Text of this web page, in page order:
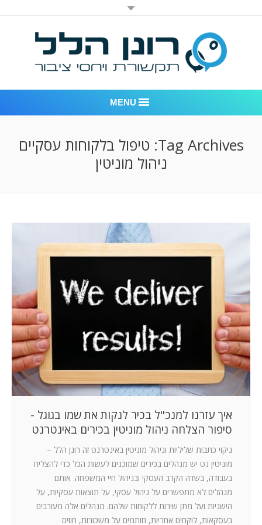
MENU
אודות החברה
חדר חדשות
ניהול מוניטין
Tag Archives: טיפול בלקוחות עסקיים
ניהול מוניטין
איך עזרנו למנכ"ל בכיר לנקות את שמו בגוגל -
סיפור הצלחה ניהול מוניטין בכירים באינטרנט
ניקוי כתבות שליליות וניהול מוניטין באינטרנט זה רונן הלל –
מוניטין נט יש מנהלים בכירים שמוכנים לעשות הכל כדי להצליח
בעבודה, בשדה הקרב העסקי ובניהול חיי המשפחה. אותם
מנהלים לא מתפשרים על ניהול עסקי, על תוצאות עסקיות, על
הישגיות ועל מתן שירות ללקוחות שלהם. מנהלים אלה מעורבים
בעסקאות, לוקחים אחריות, חותמים על משכורות, חוזים